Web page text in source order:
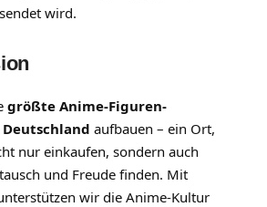
wird.
größte Anime-Figuren-
aufbauen – ein Ort,
nur einkaufen, sondern auch
und Freude finden. Mit
wir die Anime-Kultur